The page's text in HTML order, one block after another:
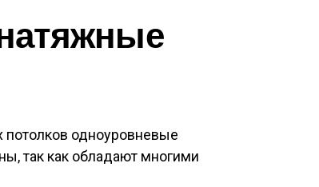
одноуровневые
так как обладают многими